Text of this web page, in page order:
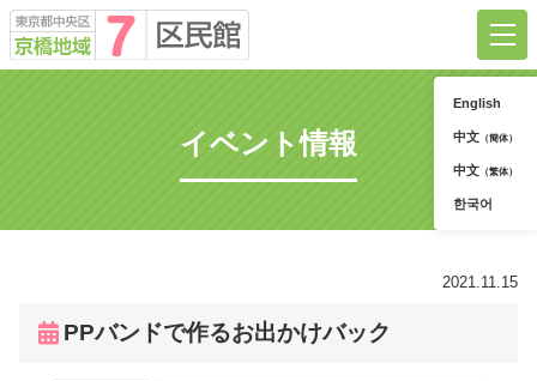
京橋地域7区民館について
ご利用方法
お問合せ
English
中文 （簡体）
中文 （繁体）
한국어
イベント情報
2021.11.15
PPバンドで作るお出かけバック